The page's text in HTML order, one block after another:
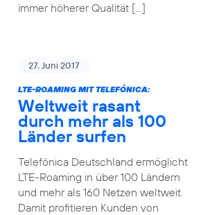
immer höherer Qualität […]
27. Juni 2017
LTE-ROAMING MIT TELEFÓNICA:
Weltweit rasant
durch mehr als 100
Länder surfen
Telefónica Deutschland ermöglicht
LTE-Roaming in über 100 Ländern
und mehr als 160 Netzen weltweit.
Damit profitieren Kunden von